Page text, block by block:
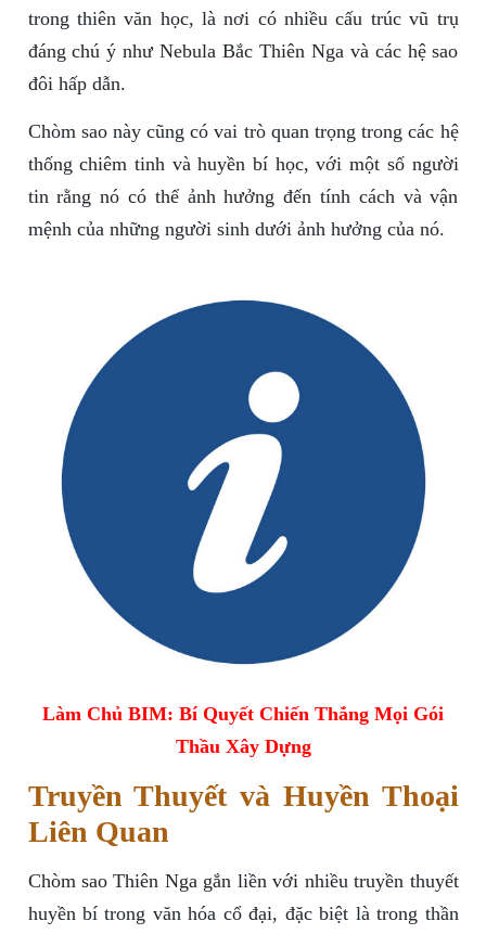
trong thiên văn học, là nơi có nhiều cấu trúc vũ trụ
đáng chú ý như Nebula Bắc Thiên Nga và các hệ sao
đôi hấp dẫn.
Chòm sao này cũng có vai trò quan trọng trong các hệ
thống chiêm tinh và huyền bí học, với một số người
tin rằng nó có thể ảnh hưởng đến tính cách và vận
mệnh của những người sinh dưới ảnh hưởng của nó.
Làm Chủ BIM: Bí Quyết Chiến Thắng Mọi Gói
Thầu Xây Dựng
Truyền Thuyết và Huyền Thoại
Liên Quan
Chòm sao Thiên Nga gắn liền với nhiều truyền thuyết
huyền bí trong văn hóa cổ đại, đặc biệt là trong thần